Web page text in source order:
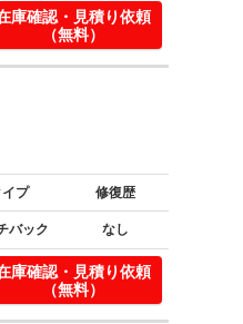
庫確認・見積り依頼
（無料）
イプ 修復歴
バック なし
庫確認・見積り依頼
（無料）